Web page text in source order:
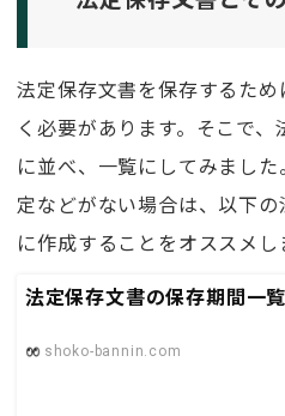
法定保存文書を保存するた
く必要があります。そこで
に並べ、一覧にしてみまし
定などがない場合は、以下
に作成することをオススメし
法定保存文書の保存期間一覧
shoko-bannin.com